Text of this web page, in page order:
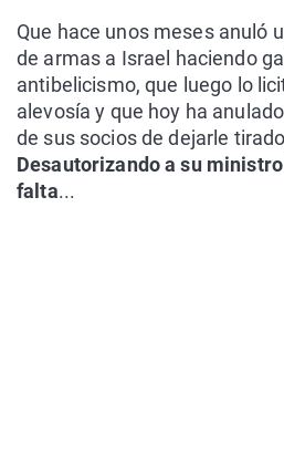
Que hace unos meses anuló
de armas a Israel haciendo
antibelicismo, que luego lo
alevosía y que hoy ha
de sus socios de dejarle
Desautorizando a su
falta...